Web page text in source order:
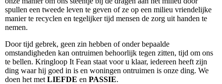
spullen een tweede leven te geven of ze op een milieu vriendelijke
manier te recyclen en tegelijker tijd mensen de zorg uit handen te
nemen.
Door tijd gebrek, geen zin hebben of onder bepaalde
omstandigheden kan ontruimen behoorlijk tegen zitten, tijd om ons
te bellen. Kringloop It Fean staat voor u klaar, iedereen heeft zijn
ding waar hij goed in is en woningen ontruimen is onze ding. We
doen het met LIEFDE en PASSIE.